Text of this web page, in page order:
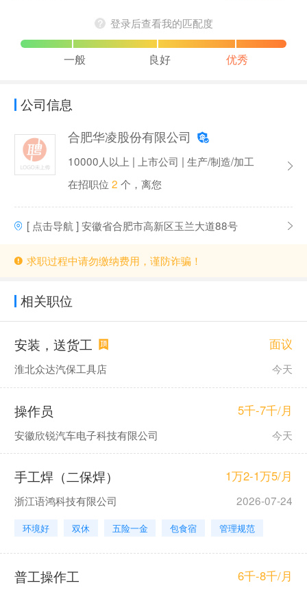
登录后查看我的匹配度
一般 良好 优秀
公司信息
合肥华凌股份有限公司
10000人以上 | 上市公司 | 生产/制造/加工
在招职位 2 个，离您
[ 点击导航 ] 安徽省合肥市高新区玉兰大道88号
求职过程中请勿缴纳费用，谨防诈骗！
相关职位
安装，送货工 面议
淮北众达汽保工具店 今天
操作员 5千-7千/月
安徽欣锐汽车电子科技有限公司 今天
手工焊（二保焊） 1万2-1万5/月
浙江语鸿科技有限公司 2026-07-24
环境好 双休 五险一金 包食宿 管理规范
普工操作工 6千-8千/月